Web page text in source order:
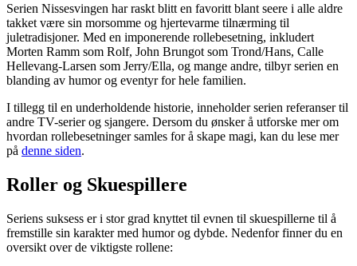
Serien Nissesvingen har raskt blitt en favoritt blant seere i alle aldre
takket være sin morsomme og hjertevarme tilnærming til
juletradisjoner. Med en imponerende rollebesetning, inkludert
Morten Ramm som Rolf, John Brungot som Trond/Hans, Calle
Hellevang-Larsen som Jerry/Ella, og mange andre, tilbyr serien en
blanding av humor og eventyr for hele familien.
I tillegg til en underholdende historie, inneholder serien referanser til
andre TV-serier og sjangere. Dersom du ønsker å utforske mer om
hvordan rollebesetninger samles for å skape magi, kan du lese mer
på denne siden.
Roller og Skuespillere
Seriens suksess er i stor grad knyttet til evnen til skuespillerne til å
fremstille sin karakter med humor og dybde. Nedenfor finner du en
oversikt over de viktigste rollene: